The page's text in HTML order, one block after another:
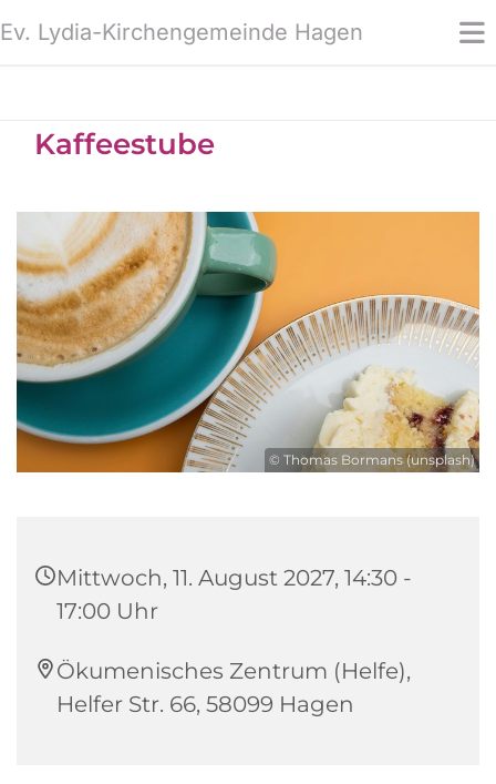
Ev. Lydia-Kirchengemeinde Hagen
Kaffeestube
© Thomas Bormans (unsplash)
Mittwoch, 11. August 2027, 14:30 -
17:00 Uhr
Ökumenisches Zentrum (Helfe),
Helfer Str. 66, 58099 Hagen